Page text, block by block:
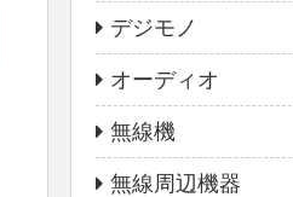
デジモノ
オーディオ
無線機
無線周辺機器